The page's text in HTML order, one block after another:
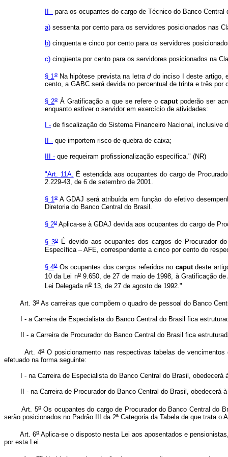
II - para os ocupantes do cargo de Técnico do Banco Central
a) sessenta por cento para os servidores posicionados nas
b) cinqüenta e cinco por cento para os servidores
c) cinqüenta por cento para os servidores posicionados na
§ 1oNa hipótese prevista na letraddo inciso I deste artigo,
cento, a GABC será devida no percentual de trinta e três por
§ 2oÀ Gratificação a que se refere o caputpoderão ser
enquanto estiver o servidor em exercício de atividades:
I - de fiscalização do Sistema Financeiro Nacional, inclusive
II - que importem risco de quebra de caixa;
III - que requeiram profissionalização específica." (NR)
"Art. 11A. É estendida aos ocupantes do cargo de
2.229-43, de 6 de setembro de 2001.
§ 1oA GDAJ será atribuída em função do efetivo
Diretoria do Banco Central do Brasil.
§ 2o Aplica-se à GDAJ devida aos ocupantes do cargo de
§ 3oÉ devido aos ocupantes dos cargos de Procurador
Específica – AFE, correspondente a cinco por cento do
§ 4oOs ocupantes dos cargos referidos no caputdeste
10 da Lei no9.650, de 27 de maio de 1998, à Gratificação
Lei Delegada no 13, de 27 de agosto de 1992."
Art. 3o As carreiras que compõem o quadro de pessoal do Banco
I - a Carreira de Especialista do Banco Central do Brasil fica
II - a Carreira de Procurador do Banco Central do Brasil fica
Art. 4oO posicionamento nas respectivas tabelas de
efetuado na forma seguinte:
I - na Carreira de Especialista do Banco Central do Brasil, obedecerá
II - na Carreira de Procurador do Banco Central do Brasil, obedecerá à
Art. 5oOs ocupantes do cargo de Procurador do Banco Central do
serão posicionados no Padrão III da 2ª Categoria da Tabela de que trata o
Art. 6oAplica-se o disposto nesta Lei aos aposentados e
por esta Lei.